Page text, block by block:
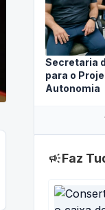
Secretaria
para o
Autonomia
campaignFaz